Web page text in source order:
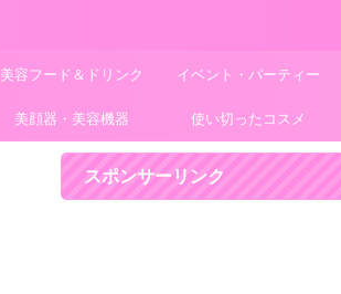
美容フード＆ドリンク イベント・パーティー
美顔器・美容機器 使い切ったコスメ
スポンサーリンク